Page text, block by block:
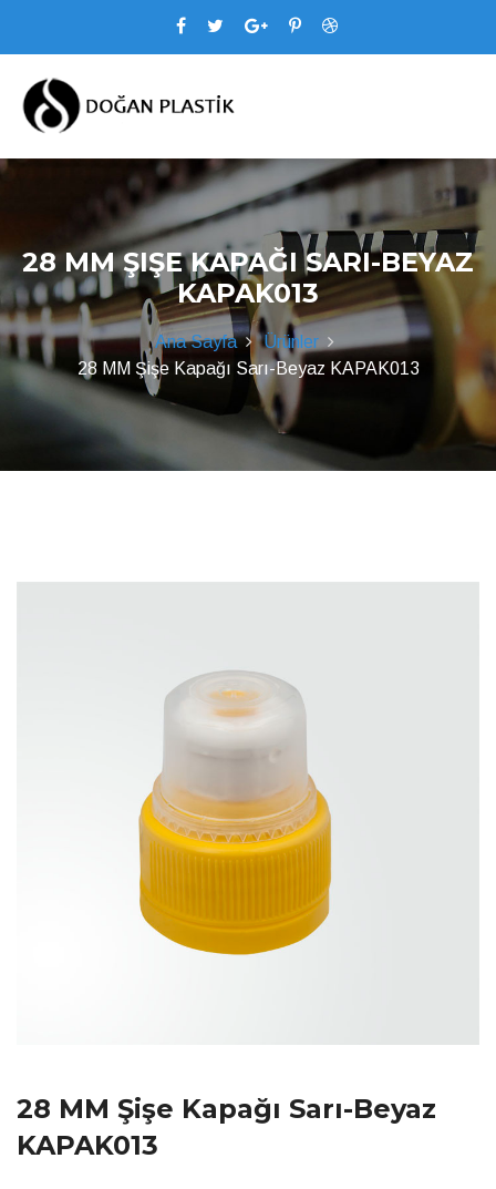
28 MM ŞIŞE KAPAĞI SARI-BEYAZ
KAPAK013
Ana Sayfa
Ürünler
28 MM Şişe Kapağı Sarı-Beyaz KAPAK013
28 MM Şişe Kapağı Sarı-Beyaz
KAPAK013